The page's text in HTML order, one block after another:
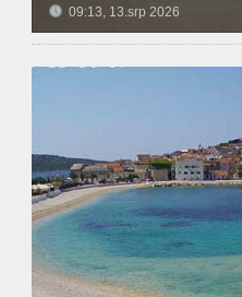
09:13, 13.srp 2026